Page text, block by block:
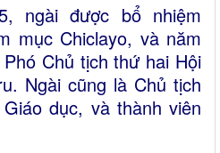
ngài được bổ nhiệm
mục Chiclayo, và năm
Chủ tịch thứ hai Hội
Ngài cũng là Chủ tịch
dục, và thành viên